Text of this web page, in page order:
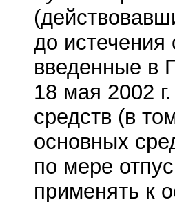
до
введенные в
18 мая 2002
средств (в
основных
по мере
применять к